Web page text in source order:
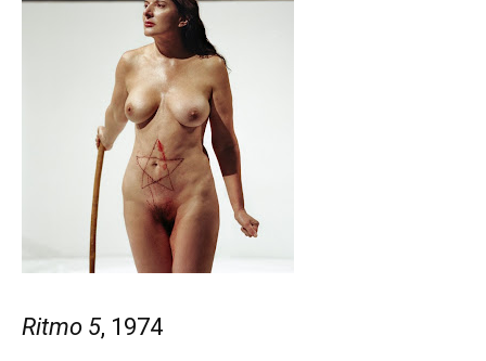
Ritmo 5, 1974